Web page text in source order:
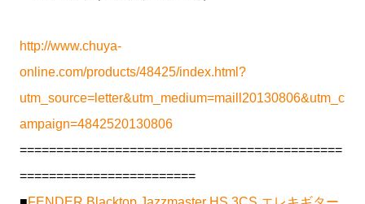
http://www.chuya-
online.com/products/48425/index.html?
utm_source=letter&utm_medium=maill20130806&utm_c
ampaign=4842520130806
============================================
========================